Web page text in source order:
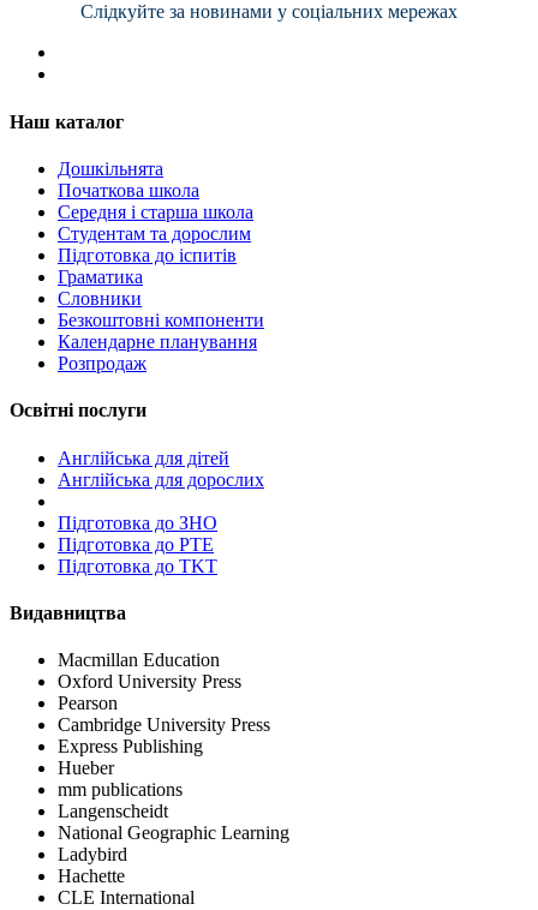
Слідкуйте за новинами у соціальних мережах
Наш каталог
Дошкільнята
Початкова школа
Середня і старша школа
Студентам та дорослим
Підготовка до іспитів
Граматика
Словники
Безкоштовні компоненти
Календарне планування
Розпродаж
Освітні послуги
Англійська для дітей
Англійська для дорослих
Пiдготовка до ЗНО
Підготовка до PTE
Підготовка до TKT
Видавництва
Macmillan Education
Oxford University Press
Pearson
Cambridge University Press
Express Publishing
Hueber
mm publications
Langenscheidt
National Geographic Learning
Ladybird
Hachette
CLE International